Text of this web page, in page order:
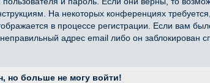
На некоторых конференциях
в процессе регистрации. Если вам
адрес email либо он
но больше не могу войти!